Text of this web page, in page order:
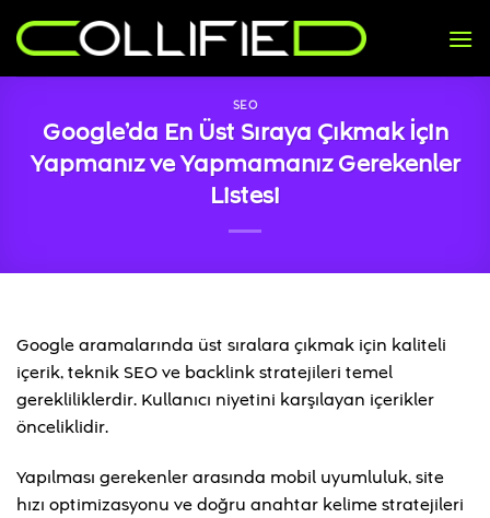
atla
SEO
Google’da En Üst Sıraya Çıkmak İçin
Yapmanız ve Yapmamanız Gerekenler
Listesi
Google aramalarında üst sıralara çıkmak için kaliteli
içerik, teknik SEO ve backlink stratejileri temel
gerekliliklerdir. Kullanıcı niyetini karşılayan içerikler
önceliklidir.
Yapılması gerekenler arasında mobil uyumluluk, site
hızı optimizasyonu ve doğru anahtar kelime stratejileri